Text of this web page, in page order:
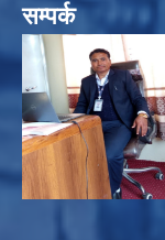
सम्पर्क